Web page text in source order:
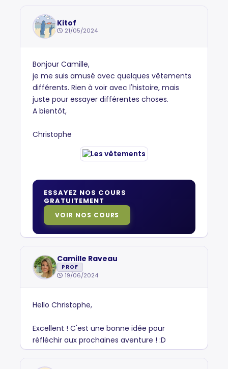
Kitof
21/05/2024
Bonjour Camille,
je me suis amusé avec quelques vêtements
différents. Rien à voir avec l'histoire, mais
juste pour essayer différentes choses.
A bientôt,
Christophe
ESSAYEZ NOS COURS
GRATUITEMENT
VOIR NOS COURS
Camille Raveau
PROF
19/06/2024
Hello Christophe,
Excellent ! C'est une bonne idée pour
réfléchir aux prochaines aventure ! :D